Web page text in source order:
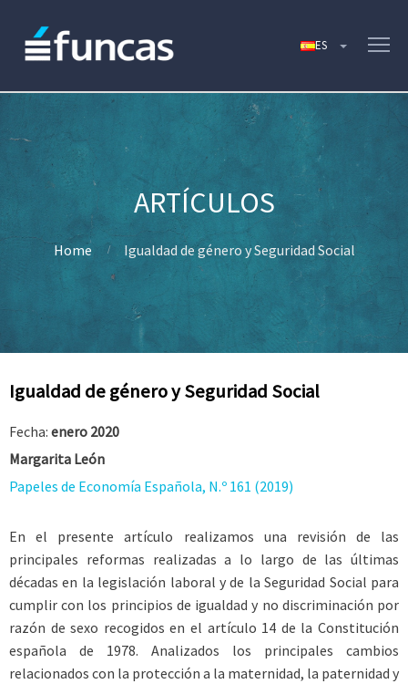
Home Igualdad de género y Seguridad Social
Igualdad de género y Seguridad Social
Fecha: enero 2020
Margarita León
Papeles de Economía Española, N.º 161 (2019)
En el presente artículo realizamos una revisión de las
principales reformas realizadas a lo largo de las últimas
décadas en la legislación laboral y de la Seguridad Social para
cumplir con los principios de igualdad y no discriminación por
razón de sexo recogidos en el artículo 14 de la Constitución
española de 1978. Analizados los principales cambios
relacionados con la protección a la maternidad, la paternidad y